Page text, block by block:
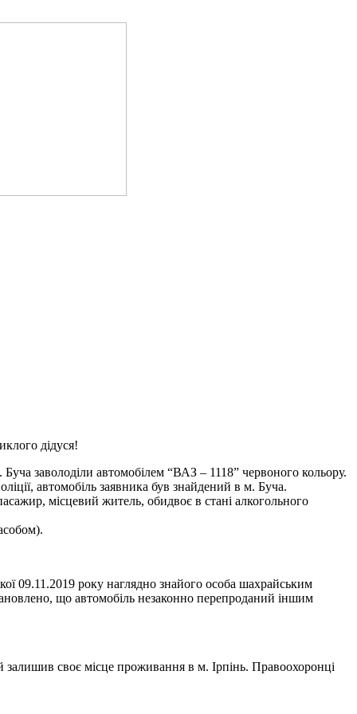
дідуся!
заволоділи автомобілем “ВАЗ – 1118” червоного кольору.
автомобіль заявника був знайдений в м. Буча.
місцевий житель, обидвоє в стані алкогольного
).
09.11.2019 року наглядно знайого особа шахрайським
що автомобіль незаконно перепроданий іншим
залишив своє місце проживання в м. Ірпінь. Правоохоронці